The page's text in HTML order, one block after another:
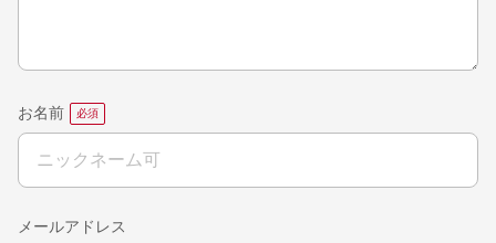
お名前
メールアドレス